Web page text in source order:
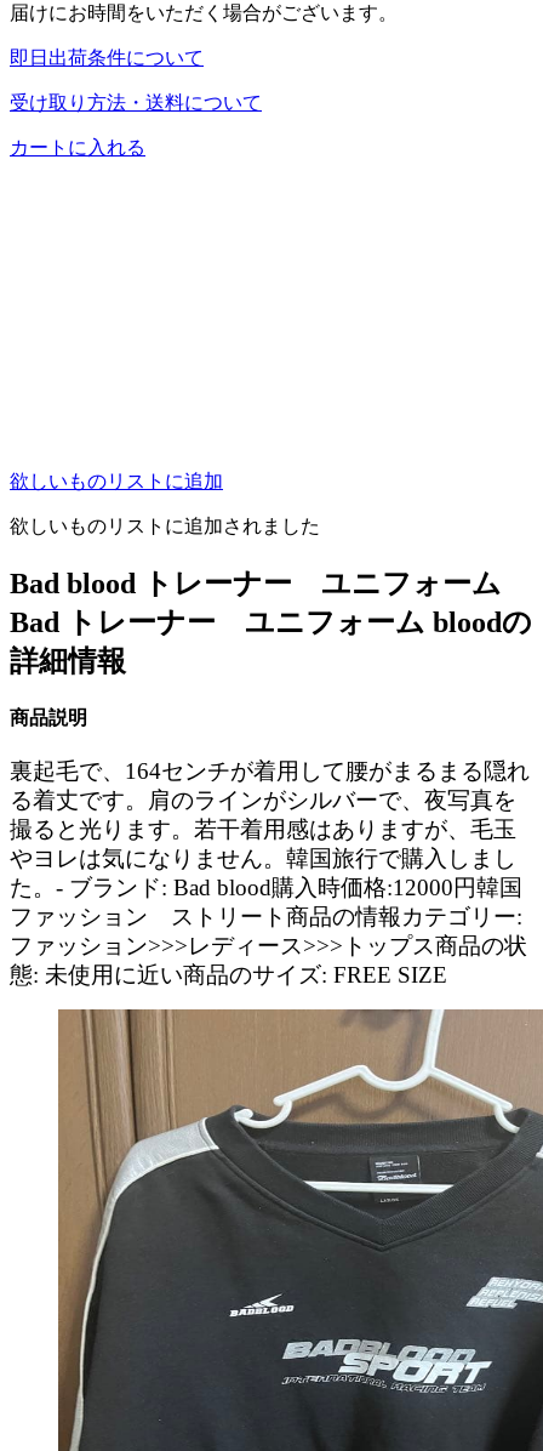
届けにお時間をいただく場合がございます。
即日出荷条件について
受け取り方法・送料について
カートに入れる
欲しいものリストに追加
欲しいものリストに追加されました
Bad blood トレーナー ユニフォーム
Bad トレーナー ユニフォーム bloodの
詳細情報
商品説明
裏起毛で、164センチが着用して腰がまるまる隠れ
る着丈です。肩のラインがシルバーで、夜写真を
撮ると光ります。若干着用感はありますが、毛玉
やヨレは気になりません。韓国旅行で購入しまし
た。- ブランド: Bad blood購入時価格:12000円韓国
ファッション ストリート商品の情報カテゴリー:
ファッション>>>レディース>>>トップス商品の状
態: 未使用に近い商品のサイズ: FREE SIZE